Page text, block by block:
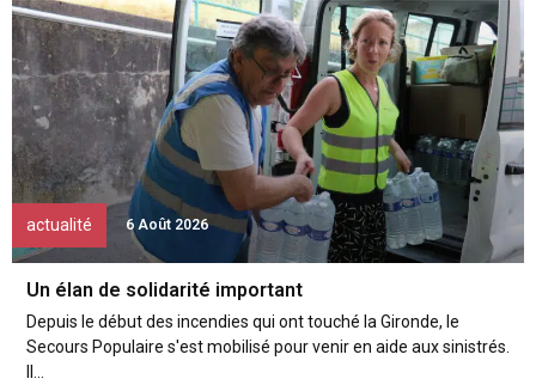
actualité 6 Août 2026
Un élan de solidarité important
Depuis le début des incendies qui ont touché la Gironde, le
Secours Populaire s'est mobilisé pour venir en aide aux sinistrés.